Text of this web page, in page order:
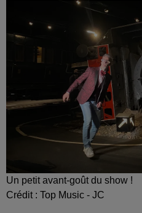
Un petit avant-goût du show !
Crédit : Top Music - JC